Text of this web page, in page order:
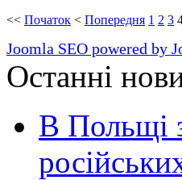
<< Початок < Попередня 1 2 3
Joomla SEO powered by
Останні
В Польщі